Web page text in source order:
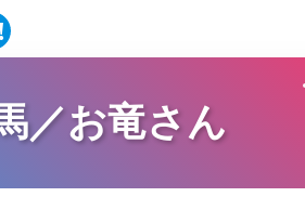
／お竜さん